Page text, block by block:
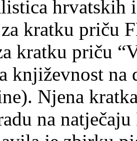
hrvatskih
kratku priču
kratku priču
književnost na
Njena
na